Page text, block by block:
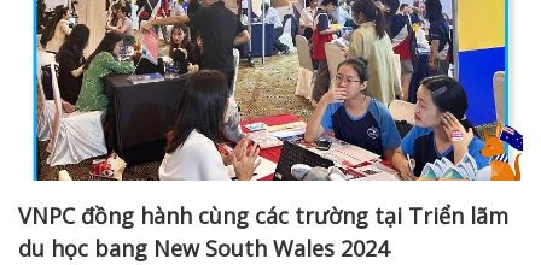
VNPC đồng hành cùng các trường tại Triển lãm
du học bang New South Wales 2024